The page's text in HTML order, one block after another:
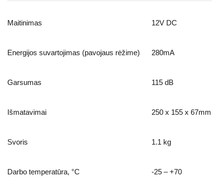
Maitinimas 12V DC
Energijos suvartojimas (pavojaus rėžime) 280mA
Garsumas 115 dB
Išmatavimai 250 x 155 x 67mm
Svoris 1.1 kg
Darbo temperatūra, °C -25 – +70